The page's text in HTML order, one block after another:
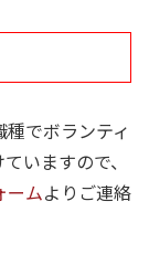
でボランティ
いますので、
ームよりご連絡